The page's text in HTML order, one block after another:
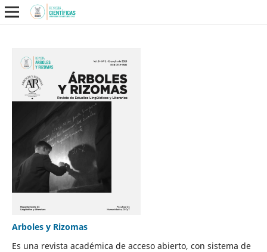
Arboles y Rizomas
Es una revista académica de acceso abierto, con sistema de